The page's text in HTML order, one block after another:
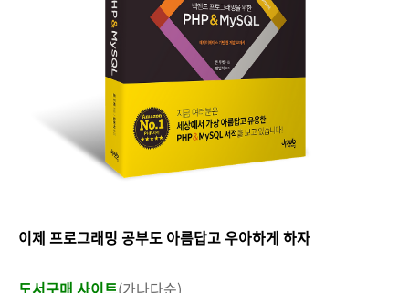
이제 프로그래밍 공부도 아름답고 우아하게 하자
도서구매 사이트(가나다순)